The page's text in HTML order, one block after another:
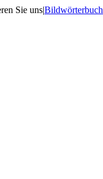
Sie uns|Bildwörterbuch